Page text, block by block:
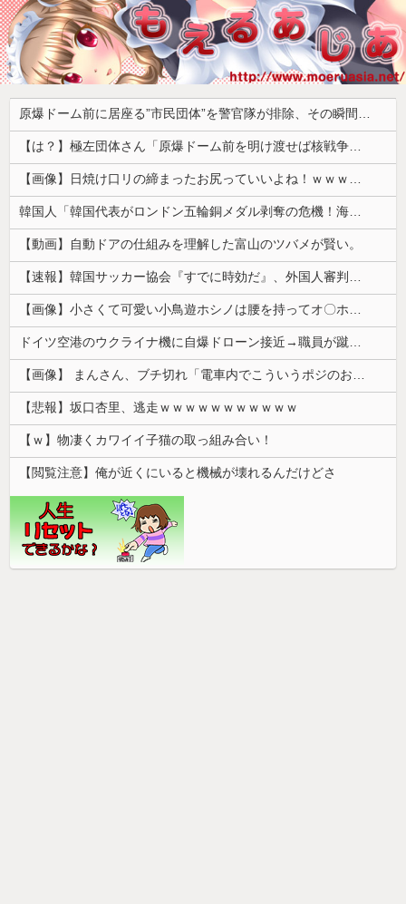
原爆ドーム前に居座る”市民団体”を警官隊が排除、その瞬間に周囲で見守っていた観客たちが……
【は？】極左団体さん「原爆ドーム前を明け渡せば核戦争が始まる！」→ 観衆のマジレスが鋭すぎるとネットで話題に → ｗｗｗｗｗｗｗｗｗｗｗｗ
【画像】日焼け口リの締まったお尻っていいよね！ｗｗｗｗｗ
韓国人「韓国代表がロンドン五輪銅メダル剥奪の危機！海外メディアが『時効の壁を越えてIOCの調査対象になり得る』と報道！」
【動画】自動ドアの仕組みを理解した富山のツバメが賢い。
【速報】韓国サッカー協会『すでに時効だ』、外国人審判らへ性的接待疑惑→ロンドン五輪は銅メダルはく奪の可能性「審判の国籍は日本、UAE、イラン」
【画像】小さくて可愛い小鳥遊ホシノは腰を持ってオ〇ホールを使うかの様なセッ〇スが解であるｗｗｗｗｗ
ドイツ空港のウクライナ機に自爆ドローン接近→職員が蹴り落とす→偶然起爆装置が壊れセーフ
【画像】 まんさん、ブチ切れ「電車内でこういうポジのおじ、ガチでイラネ」→
【悲報】坂口杏里、逃走ｗｗｗｗｗｗｗｗｗｗｗ
【ｗ】物凄くカワイイ子猫の取っ組み合い！
【閲覧注意】俺が近くにいると機械が壊れるんだけどさ